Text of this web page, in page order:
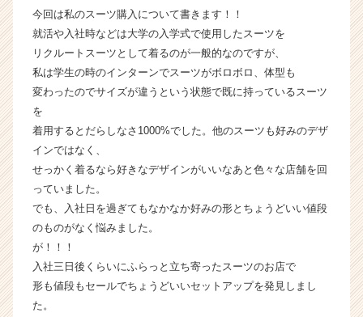
ウ
が
届
く
就
サ
チ
キ
ャ
ア
今回は私のスーツ購入について書きます！！
就活や入社時などは大学の入学式で使用したスーツを
リクルートスーツとして着るのが一般的なのですが、
私は学生の時のインターンでスーツがボロボロ、体型も
変わったのでサイズが違うという状態で既に持っているスーツ
を
着用するとだらしなさ1000%でした。他のスーツも好みのデザ
インではなく、
せっかく着るなら好きなデザインがいいなあと色々な店舗を回
っていました。
でも、入社日を過ぎてもなかなか好みの形とちょうどいい値段
のものがなく悩みました。
が！！！
入社三日後くらいにふらっと立ち寄ったスーツのお店で
形も値段もセールでちょうどいいセットアップを発見しまし
た。